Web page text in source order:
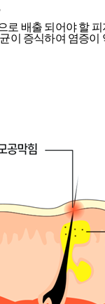
로 배출 되어야 할 피
이 증식하여 염증이